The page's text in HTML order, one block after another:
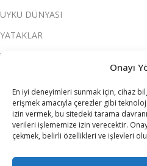
Onayı
En iyi deneyimleri sunmak için, cihaz
erişmek amacıyla çerezler gibi
izin vermek, bu sitedeki tarama
verileri işlememize izin verecektir.
çekmek, belirli özellikleri ve işlevleri
UYKU DÜNYASI
YATAKLAR
YATAK ODASI
KOLTUK TAKIMI
YEMEK ODASI
SOFRA & MUTFAK
ELEKTRİKLİ EV ALETLERİ